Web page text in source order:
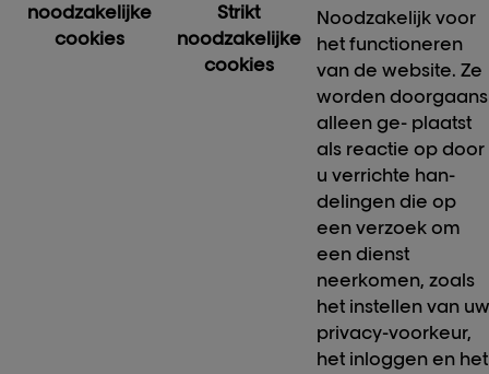
noodzakelijke
cookies
Strikt
noodzakelijke
cookies
Noodzakelijk voor
het functioneren
van de website. Ze
worden doorgaans
alleen ge- plaatst
als reactie op door
u verrichte han-
delingen die op
een verzoek om
een dienst
neerkomen, zoals
het instellen van
privacy-voorkeur,
het inloggen en het